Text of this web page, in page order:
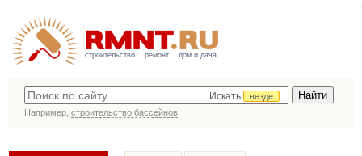
строительство ремонт дом и дача
Искать
везде
Например, строительство бассейнов